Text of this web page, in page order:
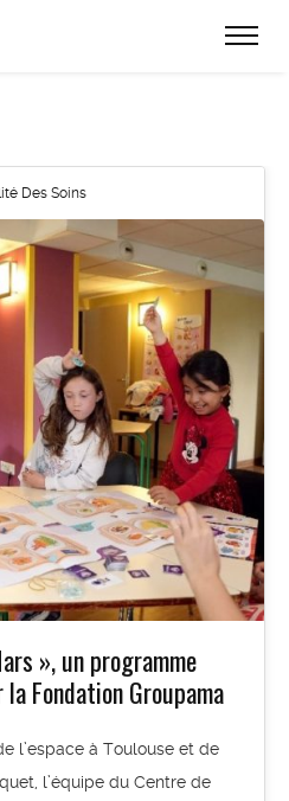
Des Soins
», un programme
Fondation Groupama
l’espace à Toulouse et de
l’équipe du Centre de